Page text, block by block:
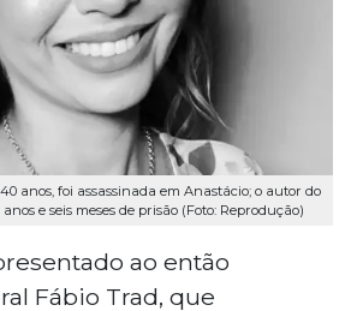
anos, foi assassinada em Anastácio; o autor do
e seis meses de prisão (Foto: Reprodução)
ao então
Fábio Trad, que